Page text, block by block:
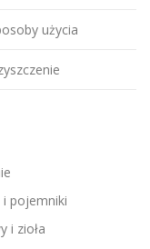
użycia
i pojemniki
i zioła